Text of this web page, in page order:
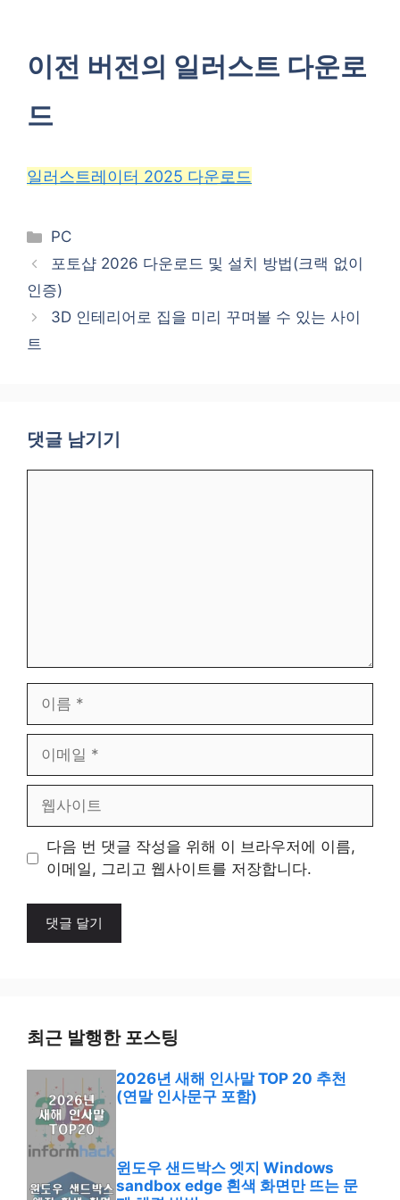
이전 버전의 일러스트 다운로
드
일러스트레이터 2025 다운로드
카
테
리
PC
포토샵 2026 다운로드 및 설치 방법(크랙 없이
인증)
3D 인테리어로 집을 미리 꾸며볼 수 있는 사이
트
댓글 남기기
일
트
다음 번 댓글 작성을 위해 이 브라우저에 이름,
이메일, 그리고 웹사이트를 저장합니다.
최근 발행한 포스팅
2026년 새해 인사말 TOP 20 추천
(연말 인사문구 포함)
윈도우 샌드박스 엣지 Windows
sandbox edge 흰색 화면만 뜨는 문